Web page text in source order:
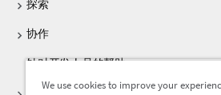
探索
协作
针对开发人员的帮助
We use cookies to improve your